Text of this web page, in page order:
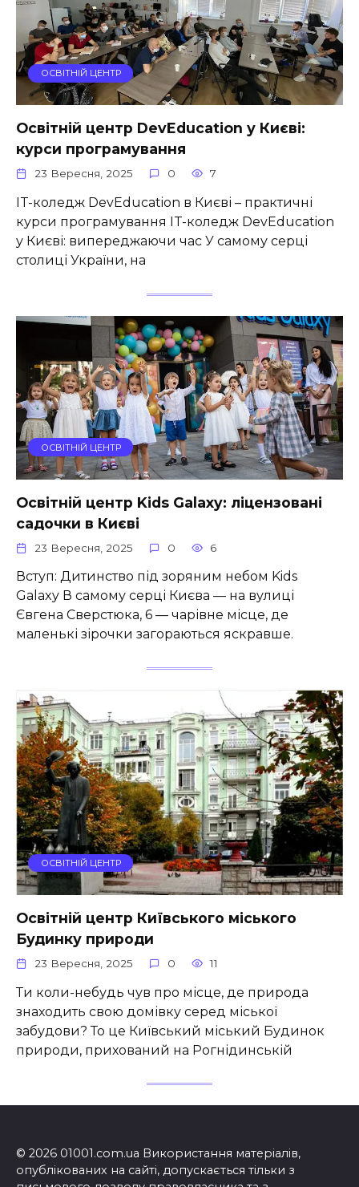
ОСВІТНІЙ ЦЕНТР
Освітній центр DevEducation у Києві:
курси програмування
23 Вересня, 2025 0 7
IT-коледж DevEducation в Києві – практичні
курси програмування IT-коледж DevEducation
у Києві: випереджаючи час У самому серці
столиці України, на
ОСВІТНІЙ ЦЕНТР
Освітній центр Kids Galaxy: ліцензовані
садочки в Києві
23 Вересня, 2025 0 6
Вступ: Дитинство під зоряним небом Kids
Galaxy В самому серці Києва — на вулиці
Євгена Сверстюка, 6 — чарівне місце, де
маленькі зірочки загораються яскравше.
ОСВІТНІЙ ЦЕНТР
Освітній центр Київського міського
Будинку природи
23 Вересня, 2025 0 11
Ти коли-небудь чув про місце, де природа
знаходить свою домівку серед міської
забудови? То це Київський міський Будинок
природи, прихований на Рогнідинській
© 2026 01001.com.ua Використання матеріалів,
опублікованих на сайті, допускається тільки з